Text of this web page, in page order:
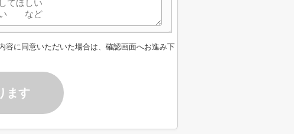
容に同意いただいた場合は、確認画面へお進み下
ます